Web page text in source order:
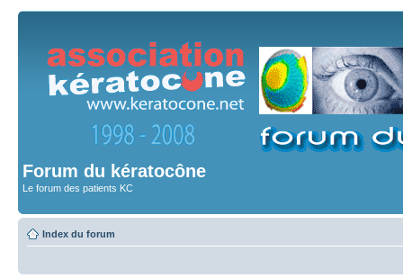
Forum du kératocône
Le forum des patients KC
Index du forum